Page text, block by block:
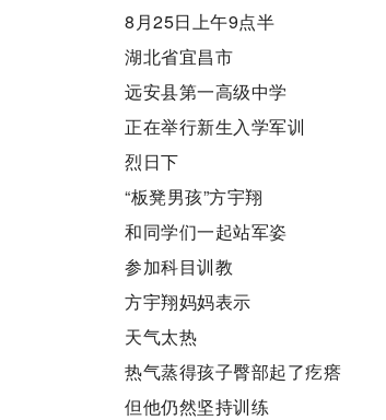
8月25日上午9点半
湖北省宜昌市
远安县第一高级中学
正在举行新生入学军训
烈日下
“板凳男孩”方宇翔
和同学们一起站军姿
参加科目训教
方宇翔妈妈表示
天气太热
热气蒸得孩子臀部起了疙瘩
但他仍然坚持训练